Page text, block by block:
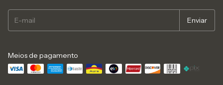
Meios de pagamento